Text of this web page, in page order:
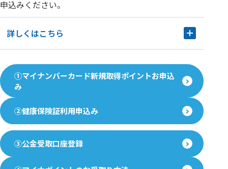
申込みください。
詳しくはこちら
①マイナンバーカード新規取得ポイントお申込
み
②健康保険証利用申込み
③公金受取口座登録